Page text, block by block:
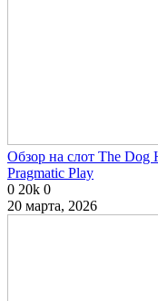
Обзор на слот The
Pragmatic Play
0 20k 0
20 марта, 2026